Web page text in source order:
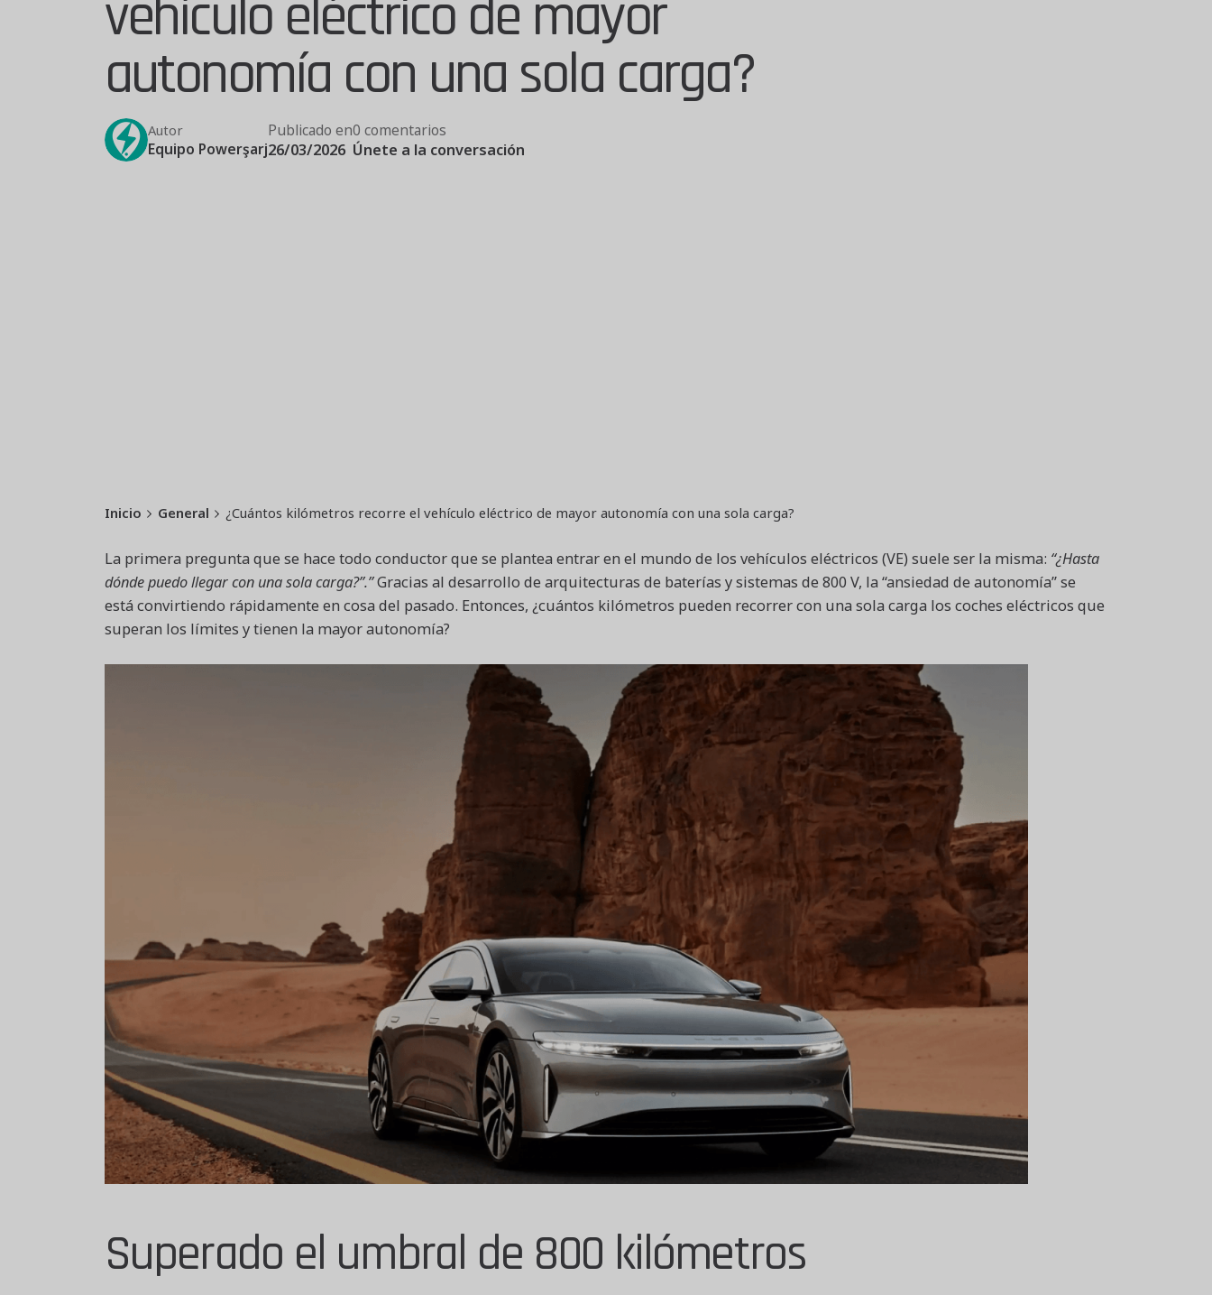
vehículo eléctrico de mayor
autonomía con una sola carga?
Autor
Equipo Powerşarj
Publicado en
26/03/2026
0 comentarios
Únete a la conversación
Inicio General ¿Cuántos kilómetros recorre el vehículo eléctrico de mayor autonomía con una sola carga?
La primera pregunta que se hace todo conductor que se plantea entrar en el mundo de los vehículos eléctricos (VE) suele ser la misma: “¿Hasta
dónde puedo llegar con una sola carga?”.”Gracias al desarrollo de arquitecturas de baterías y sistemas de 800 V, la “ansiedad de autonomía” se
está convirtiendo rápidamente en cosa del pasado. Entonces, ¿cuántos kilómetros pueden recorrer con una sola carga los coches eléctricos que
superan los límites y tienen la mayor autonomía?
Superado el umbral de 800 kilómetros